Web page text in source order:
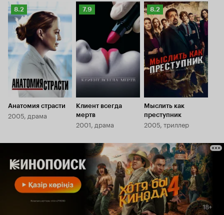
Рейтинг
Кинопоиска
8.2
8.2
Анатомия страсти
2005, драма
Рейтинг
Кинопоиска
7.9
Клиент всегда
мертв
2001, драма
Рейтинг
Кинопоиска
8.2
8.2
Мыслить как
преступник
2005, триллер